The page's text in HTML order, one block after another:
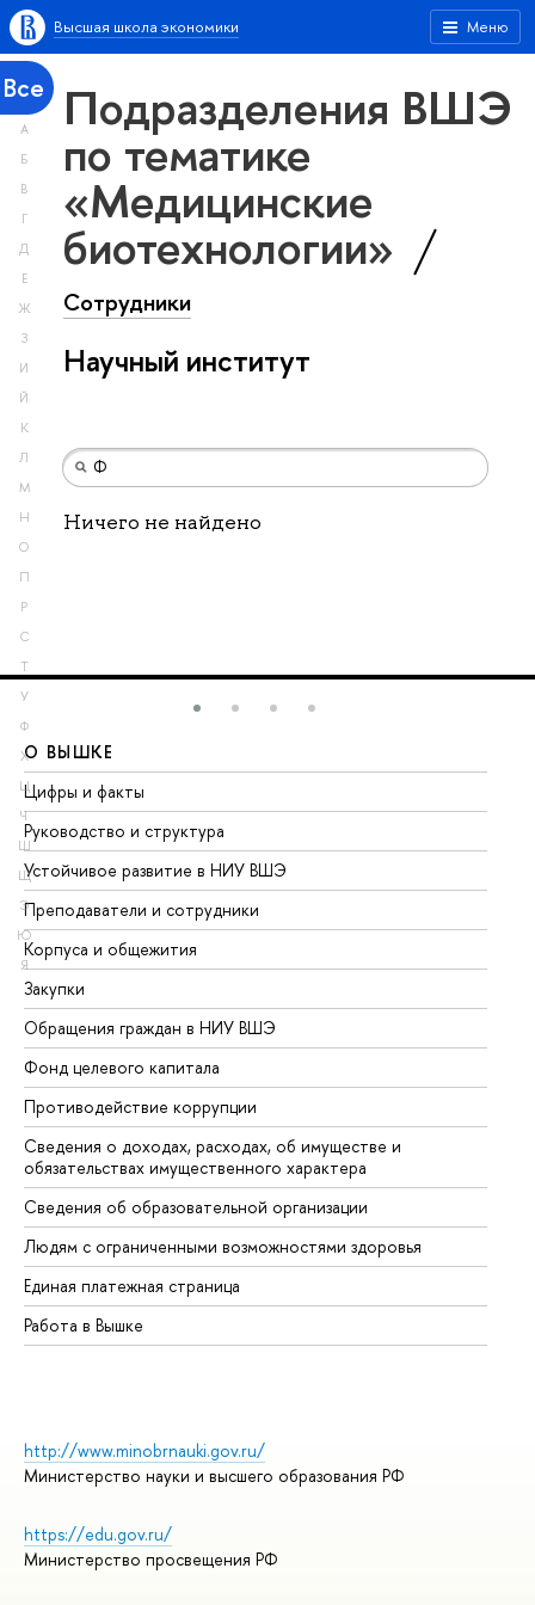
Меню
Высшая школа экономики
Все
А
Б
В
Г
Д
Е
Ж
З
И
Й
К
Л
М
Н
О
П
Р
С
Т
У
Ф
Х
Ц
Ч
Ш
Щ
Э
Ю
Я
Подразделения ВШЭ
по тематике
«Медицинские
биотехнологии»
Сотрудники
Научный институт
Ничего не найдено
О ВЫШКЕ
Цифры и факты
Руководство и структура
Устойчивое развитие в НИУ ВШЭ
Преподаватели и сотрудники
Корпуса и общежития
Закупки
Обращения граждан в НИУ ВШЭ
Фонд целевого капитала
Противодействие коррупции
Сведения о доходах, расходах, об имуществе и
обязательствах имущественного характера
Сведения об образовательной организации
Людям с ограниченными возможностями здоровья
Единая платежная страница
Работа в Вышке
http://www.minobrnauki.gov.ru/
Министерство науки и высшего образования РФ
https://edu.gov.ru/
Министерство просвещения РФ